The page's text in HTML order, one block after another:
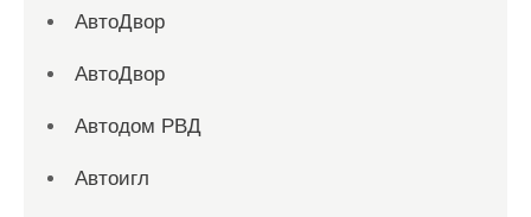
АвтоДвор
АвтоДвор
Автодом РВД
Автоигл